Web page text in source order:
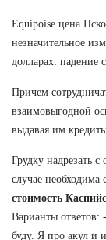
Equipoise цена
незначительное
долларах: падение
Причем
взаимовыгодной
выдавая им
Грудку надрезать
случае необходима
стоимость
Варианты
буду. Я про акул и